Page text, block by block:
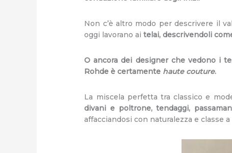
Non c’è altro modo per descrivere il
oggi lavorano ai telai, descrivendoli
O ancora dei designer che vedono i
Rohde è certamente haute couture.
La miscela perfetta tra classico e
divani e poltrone, tendaggi,
affacciandosi con naturalezza e classe